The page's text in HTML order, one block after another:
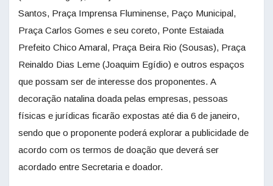
Santos, Praça Imprensa Fluminense, Paço Municipal,
Praça Carlos Gomes e seu coreto, Ponte Estaiada
Prefeito Chico Amaral, Praça Beira Rio (Sousas), Praça
Reinaldo Dias Leme (Joaquim Egídio) e outros espaços
que possam ser de interesse dos proponentes. A
decoração natalina doada pelas empresas, pessoas
físicas e jurídicas ficarão expostas até dia 6 de janeiro,
sendo que o proponente poderá explorar a publicidade de
acordo com os termos de doação que deverá ser
acordado entre Secretaria e doador.